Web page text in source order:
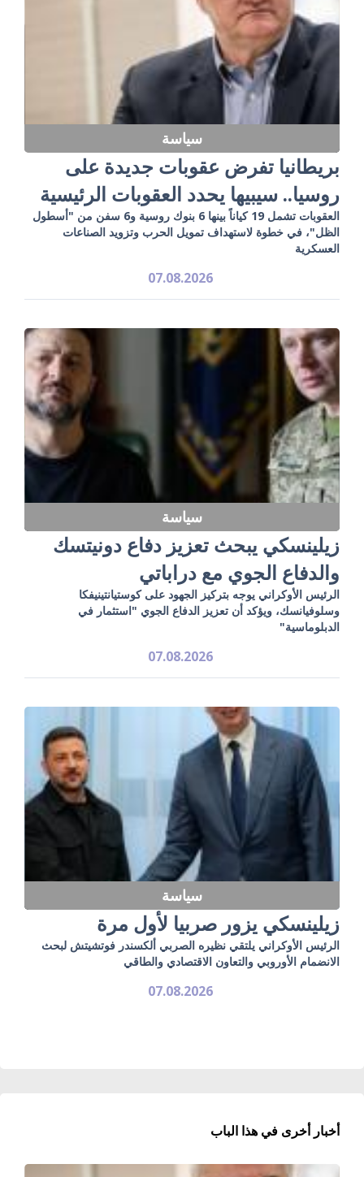
سياسة
بريطانيا تفرض عقوبات جديدة على
روسيا.. سيبيها يحدد العقوبات الرئيسية
العقوبات تشمل 19 كياناً بينها 6 بنوك روسية و6 سفن من "أسطول
الظل"، في خطوة لاستهداف تمويل الحرب وتزويد الصناعات
العسكرية
07.08.2026
سياسة
زيلينسكي يبحث تعزيز دفاع دونيتسك
والدفاع الجوي مع دراباتي
الرئيس الأوكراني يوجه بتركيز الجهود على كوستيانتينيفكا
وسلوفيانسك، ويؤكد أن تعزيز الدفاع الجوي "استثمار في
الدبلوماسية"
07.08.2026
سياسة
زيلينسكي يزور صربيا لأول مرة
الرئيس الأوكراني يلتقي نظيره الصربي ألكسندر فوتشيتش لبحث
الانضمام الأوروبي والتعاون الاقتصادي والطاقي
07.08.2026
أخبار أخرى في هذا الباب